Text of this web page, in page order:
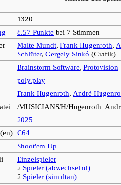
1320
8.57 Punkte bei 7 Stimmen
Malte Mundt, Frank Hugenroth,
Schlüter, Gergely Sinkó (Grafik)
Brainstorm Software, Protovision
poly.play
Frank Hugenroth, André
/MUSICIANS/H/
2025
C64
Shoot'em Up
Einzelspieler
2 Spieler (abwechselnd)
2 Spieler (simultan)